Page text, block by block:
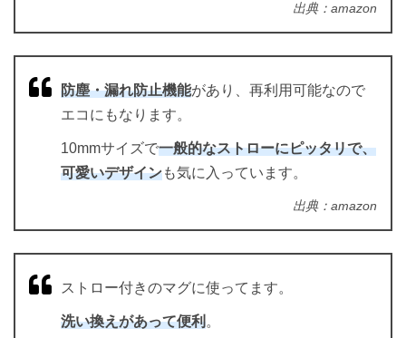
出典：amazon
防塵・漏れ防止機能があり、再利用可能なので
エコにもなります。
10mmサイズで一般的なストローにピッタリで、
可愛いデザインも気に入っています。
出典：amazon
ストロー付きのマグに使ってます。
洗い換えがあって便利 。